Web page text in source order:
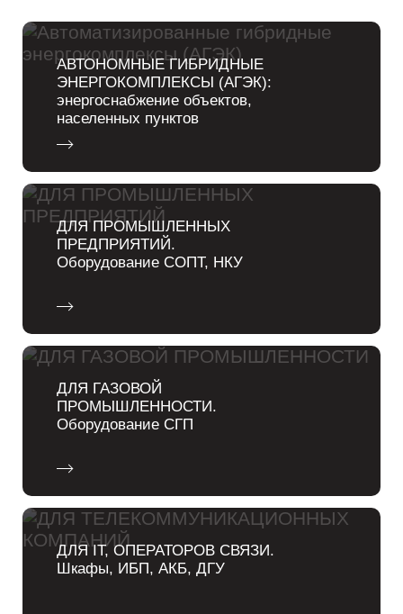
АВТОНОМНЫЕ ГИБРИДНЫЕ
ЭНЕРГОКОМПЛЕКСЫ (АГЭК):
энергоснабжение объектов,
населенных пунктов
ДЛЯ ПРОМЫШЛЕННЫХ
ПРЕДПРИЯТИЙ.
Оборудование СОПТ, НКУ
ДЛЯ ГАЗОВОЙ
ПРОМЫШЛЕННОСТИ.
Оборудование СГП
ДЛЯ IT, ОПЕРАТОРОВ СВЯЗИ.
Шкафы, ИБП, АКБ, ДГУ